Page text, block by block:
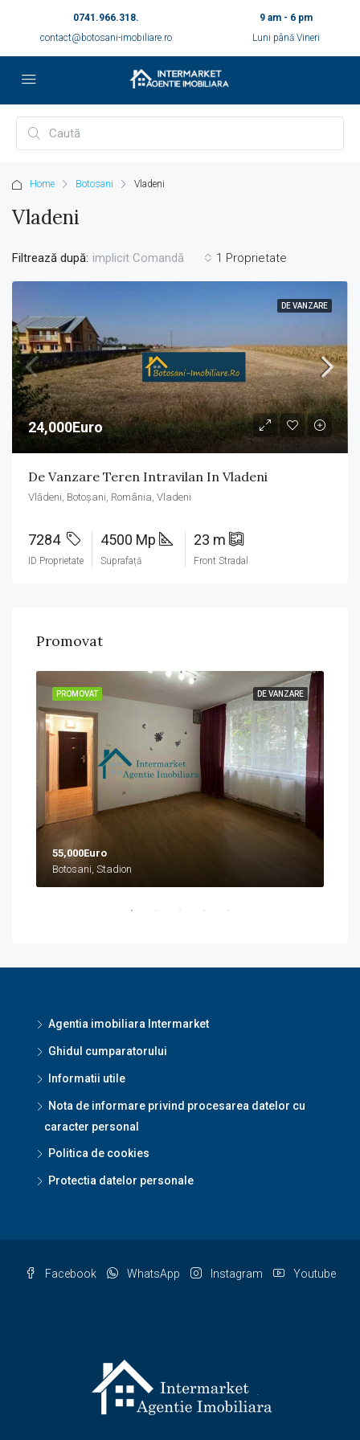
0741.966.318.
contact@botosani-imobiliare.ro
9 am - 6 pm
Luni până Vineri
Home Botosani Vladeni
Vladeni
1 Proprietate
Filtrează după: implicit Comandă
DE VANZARE
24,000Euro
De Vanzare Teren Intravilan In Vladeni
Vlădeni, Botoșani, România, Vladeni
7284
ID Proprietate
4500 Mp
Suprafață
23 m
Front Stradal
Promovat
DE VANZARE
PROMOVAT
55,000Euro
Botosani, Stadion
Agentia imobiliara Intermarket
Ghidul cumparatorului
Informatii utile
Nota de informare privind procesarea datelor cu
caracter personal
Politica de cookies
Protectia datelor personale
Facebook WhatsApp Instagram Youtube